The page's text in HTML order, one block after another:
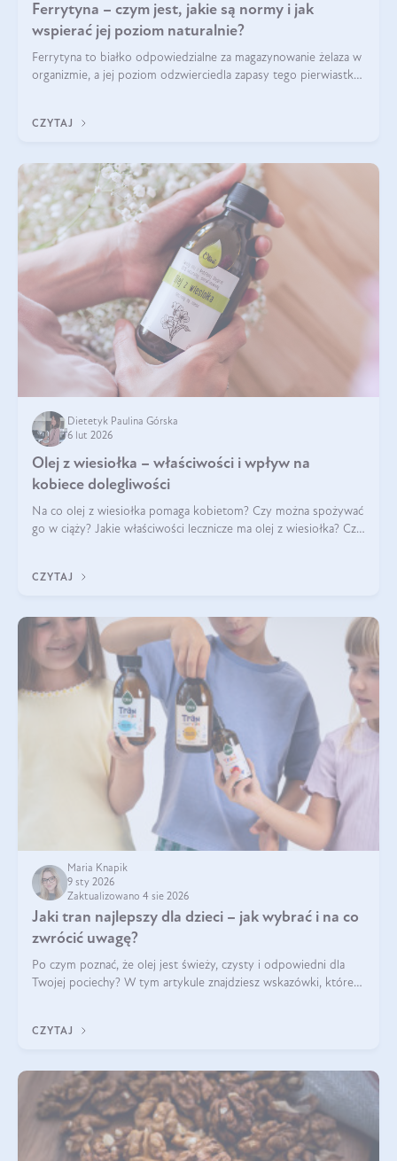
Ferrytyna – czym jest, jakie są normy i jak
wspierać jej poziom naturalnie?
Ferrytyna to białko odpowiedzialne za magazynowanie żelaza w
organizmie, a jej poziom odzwierciedla zapasy tego pierwiastka.
funkcjonowanie (
CZYTAJ
Dietetyk Paulina Górska
6 lut 2026
Olej z wiesiołka – właściwości i wpływ na
kobiece dolegliwości
Na co olej z wiesiołka pomaga kobietom? Czy można spożywać
go w ciąży? Jakie właściwości lecznicze ma olej z wiesiołka? Czy
CZYTAJ
Maria Knapik
9 sty 2026
Zaktualizowano 4 sie 2026
Jaki tran najlepszy dla dzieci – jak wybrać i na co
zwrócić uwagę?
Po czym poznać, że olej jest świeży, czysty i odpowiedni dla
Twojej pociechy? W tym artykule znajdziesz wskazówki, które
CZYTAJ